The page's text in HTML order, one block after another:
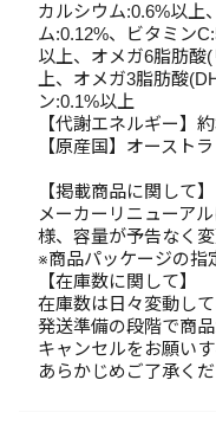
カルシウム:0.6%以上
ム:0.12%、ビタミン
以上、オメガ6脂肪酸
上、オメガ3脂肪酸
ン:0.1%以上
【代謝エネルギー】
【原産国】オースト
【掲載商品に関して】
メーカーリニューア
様、容量が予告なく
※商品パッケージの指
【在庫数に関して】
在庫数は日々変動して
発送準備の段階で商
キャンセルをお願い
あらかじめご了承くだ